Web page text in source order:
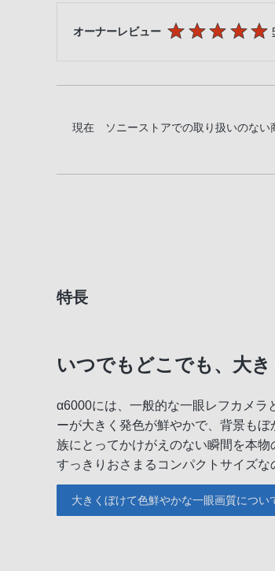
オーナーレビュー
現在 ソニーストアでの取り扱いのない
特長
いつでもどこでも、大
α6000には、一般的な一眼レフカメラ
ーが大きく発色が鮮やかで、背景も
族にとってかけがえのない瞬間を本
すっきりおさまるコンパクトサイズな
大きくぼけて色鮮やかな一眼画質につい